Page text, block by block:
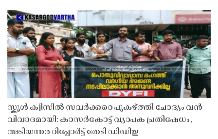
സ്കൂൾ ക്വിസിൽ സവർക്കറെ പുകഴ്ത്തി ചോദ്യം വൻ
വിവാദമായി: കാസർകോട്ട് വ്യാപക പ്രതിഷേധം,
അടിയന്തര റിപ്പോർട്ട് തേടി ഡിഡിഇ